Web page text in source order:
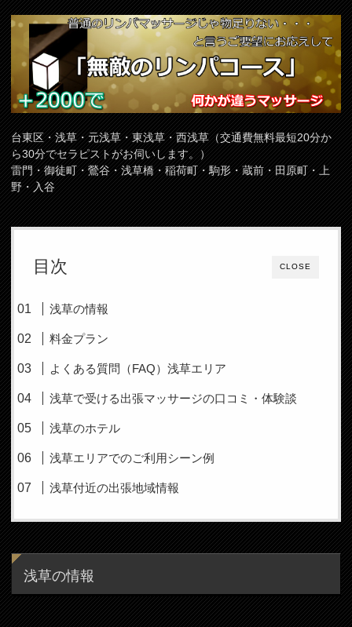
台東区・浅草・元浅草・東浅草・西浅草（交通費無料最短20分か
ら30分でセラピストがお伺いします。）
雷門・御徒町・鶯谷・浅草橋・稲荷町・駒形・蔵前・田原町・上
野・入谷
CLOSE
目次
浅草の情報
料金プラン
よくある質問（FAQ）浅草エリア
浅草で受ける出張マッサージの口コミ・体験談
浅草のホテル
浅草エリアでのご利用シーン例
浅草付近の出張地域情報
浅草の情報